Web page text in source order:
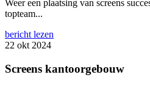
Weer een plaatsing van screens
topteam...
bericht lezen
22 okt 2024
Screens kantoorgebouw